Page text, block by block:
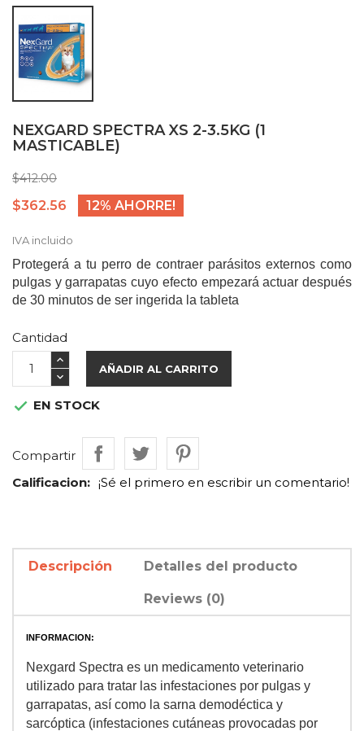
NEXGARD SPECTRA XS 2-3.5KG (1
MASTICABLE)
$412.00
$362.56 12% AHORRE!
IVA incluido
Protegerá a tu perro de contraer parásitos externos como
pulgas y garrapatas cuyo efecto empezará actuar después
de 30 minutos de ser ingerida la tableta
Cantidad
AÑADIR AL CARRITO
 EN STOCK
Compartir
Calificacion: ¡Sé el primero en escribir un comentario!
Descripción Detalles del producto
Reviews (0)
INFORMACION:
Nexgard Spectra es un medicamento veterinario
utilizado para tratar las infestaciones por pulgas y
garrapatas, así como la sarna demodéctica y
sarcóptica (infestaciones cutáneas provocadas por